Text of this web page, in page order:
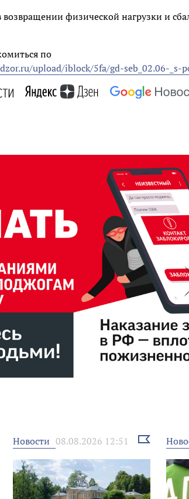
физической нагрузки и
по
upload/iblock/5fa/gd-seb_02.06-_s-
Новости 08.08.2026 12:51
Выбрать
новость